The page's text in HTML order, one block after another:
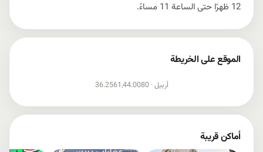
12 ظهرًا حتى الساعة 11 مساءً.
أماكن قريبة
الموقع على الخريطة
أربيل ·36.2561,44.0080